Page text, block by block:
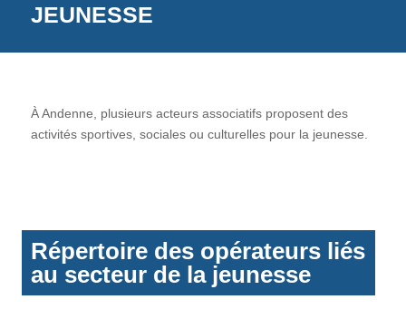
JEUNESSE
À Andenne, plusieurs acteurs associatifs proposent des
activités sportives, sociales ou culturelles pour la jeunesse.
Répertoire des opérateurs liés
au secteur de la jeunesse